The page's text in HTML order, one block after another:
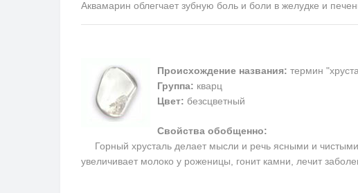
Аквамарин облегчает зубную боль и боли в желудке и
Происхождение названия: термин
Группа: кварц
Цвет: безсцветный
Свойства обобщенно:
Горный хрусталь делает мысли и речь ясными и чистыми,
увеличивает молоко у роженицы, гонит камни, лечит